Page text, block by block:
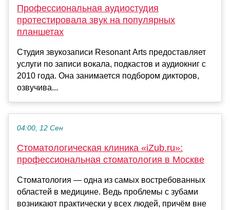
Профессиональная аудиостудия
протестировала звук на популярных
планшетах
Студия звукозаписи Resonant Arts предоставляет
услуги по записи вокала, подкастов и аудиокниг с
2010 года. Она занимается подбором дикторов,
озвучива...
04:00, 12 Сен
Стоматологическая клиника «iZub.ru»:
профессиональная стоматология в Москве
Стоматология — одна из самых востребованных
областей в медицине. Ведь проблемы с зубами
возникают практически у всех людей, причём вне